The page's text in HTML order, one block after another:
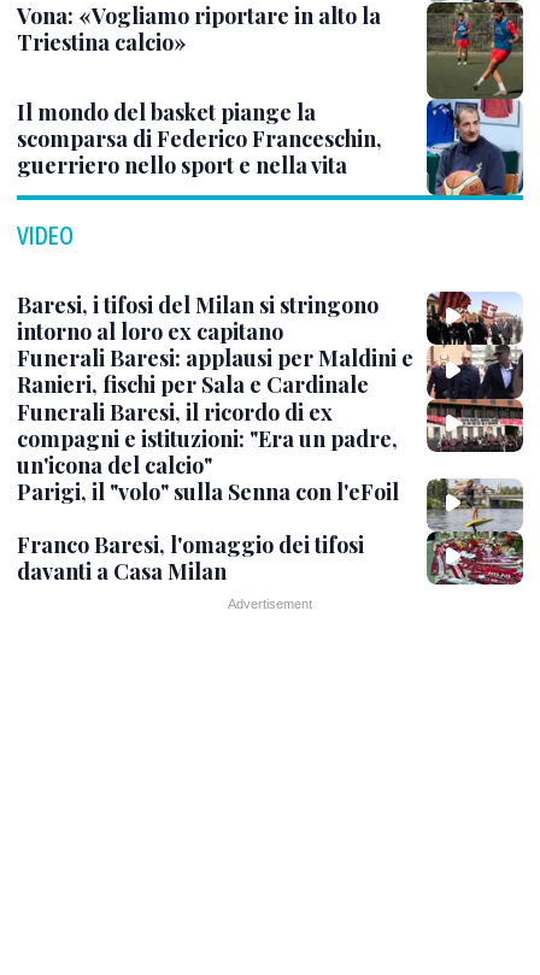
Vona: «Vogliamo riportare in alto la
Triestina calcio»
Il mondo del basket piange la
scomparsa di Federico Franceschin,
guerriero nello sport e nella vita
VIDEO
Baresi, i tifosi del Milan si stringono
intorno al loro ex capitano
Funerali Baresi: applausi per Maldini e
Ranieri, fischi per Sala e Cardinale
Funerali Baresi, il ricordo di ex
compagni e istituzioni: "Era un padre,
un'icona del calcio"
Parigi, il "volo" sulla Senna con l'eFoil
Franco Baresi, l'omaggio dei tifosi
davanti a Casa Milan